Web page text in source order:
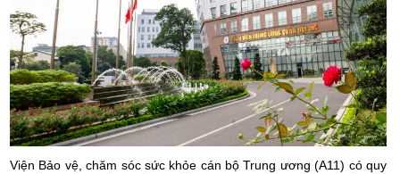
Viện Bảo vệ, chăm sóc sức khỏe cán bộ Trung ương (A11) có quy